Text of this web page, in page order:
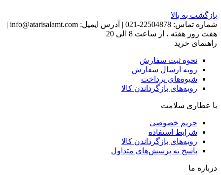
بازگشت به بالا
شماره تماس: 22504878-021
| آدرس ایمیل: info@atarisalamt.com
|
هفت روز هفته ، از ساعت 8 الی 20
راهنمای خرید
نحوه ثبت سفارش
رویه ارسال سفارش
شیوه‌های پرداخت
رویه‌های بازگرداندن کالا
با عطاری سلامت
حریم خصوصی
شرایط استفاده
رویه‌های بازگرداندن کالا
پاسخ به پرسش‌های متداول
درباره ما